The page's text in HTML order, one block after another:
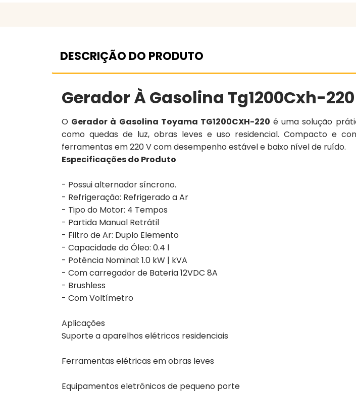
DESCRIÇÃO DO PRODUTO
Gerador À Gasolina Tg1200Cxh-
O Gerador à Gasolina Toyama TG1200CXH-220 é uma solução
como quedas de luz, obras leves e uso residencial. Compacto e
ferramentas em 220 V com desempenho estável e baixo nível de ruído.
Especificações do Produto
- Possui alternador síncrono.
- Refrigeração: Refrigerado a Ar
- Tipo do Motor: 4 Tempos
- Partida Manual Retrátil
- Filtro de Ar: Duplo Elemento
- Capacidade do Óleo: 0.4 l
- Potência Nominal: 1.0 kW | kVA
- Com carregador de Bateria 12VDC 8A
- Brushless
- Com Voltímetro
Aplicações
Suporte a aparelhos elétricos residenciais
Ferramentas elétricas em obras leves
Equipamentos eletrônicos de pequeno porte